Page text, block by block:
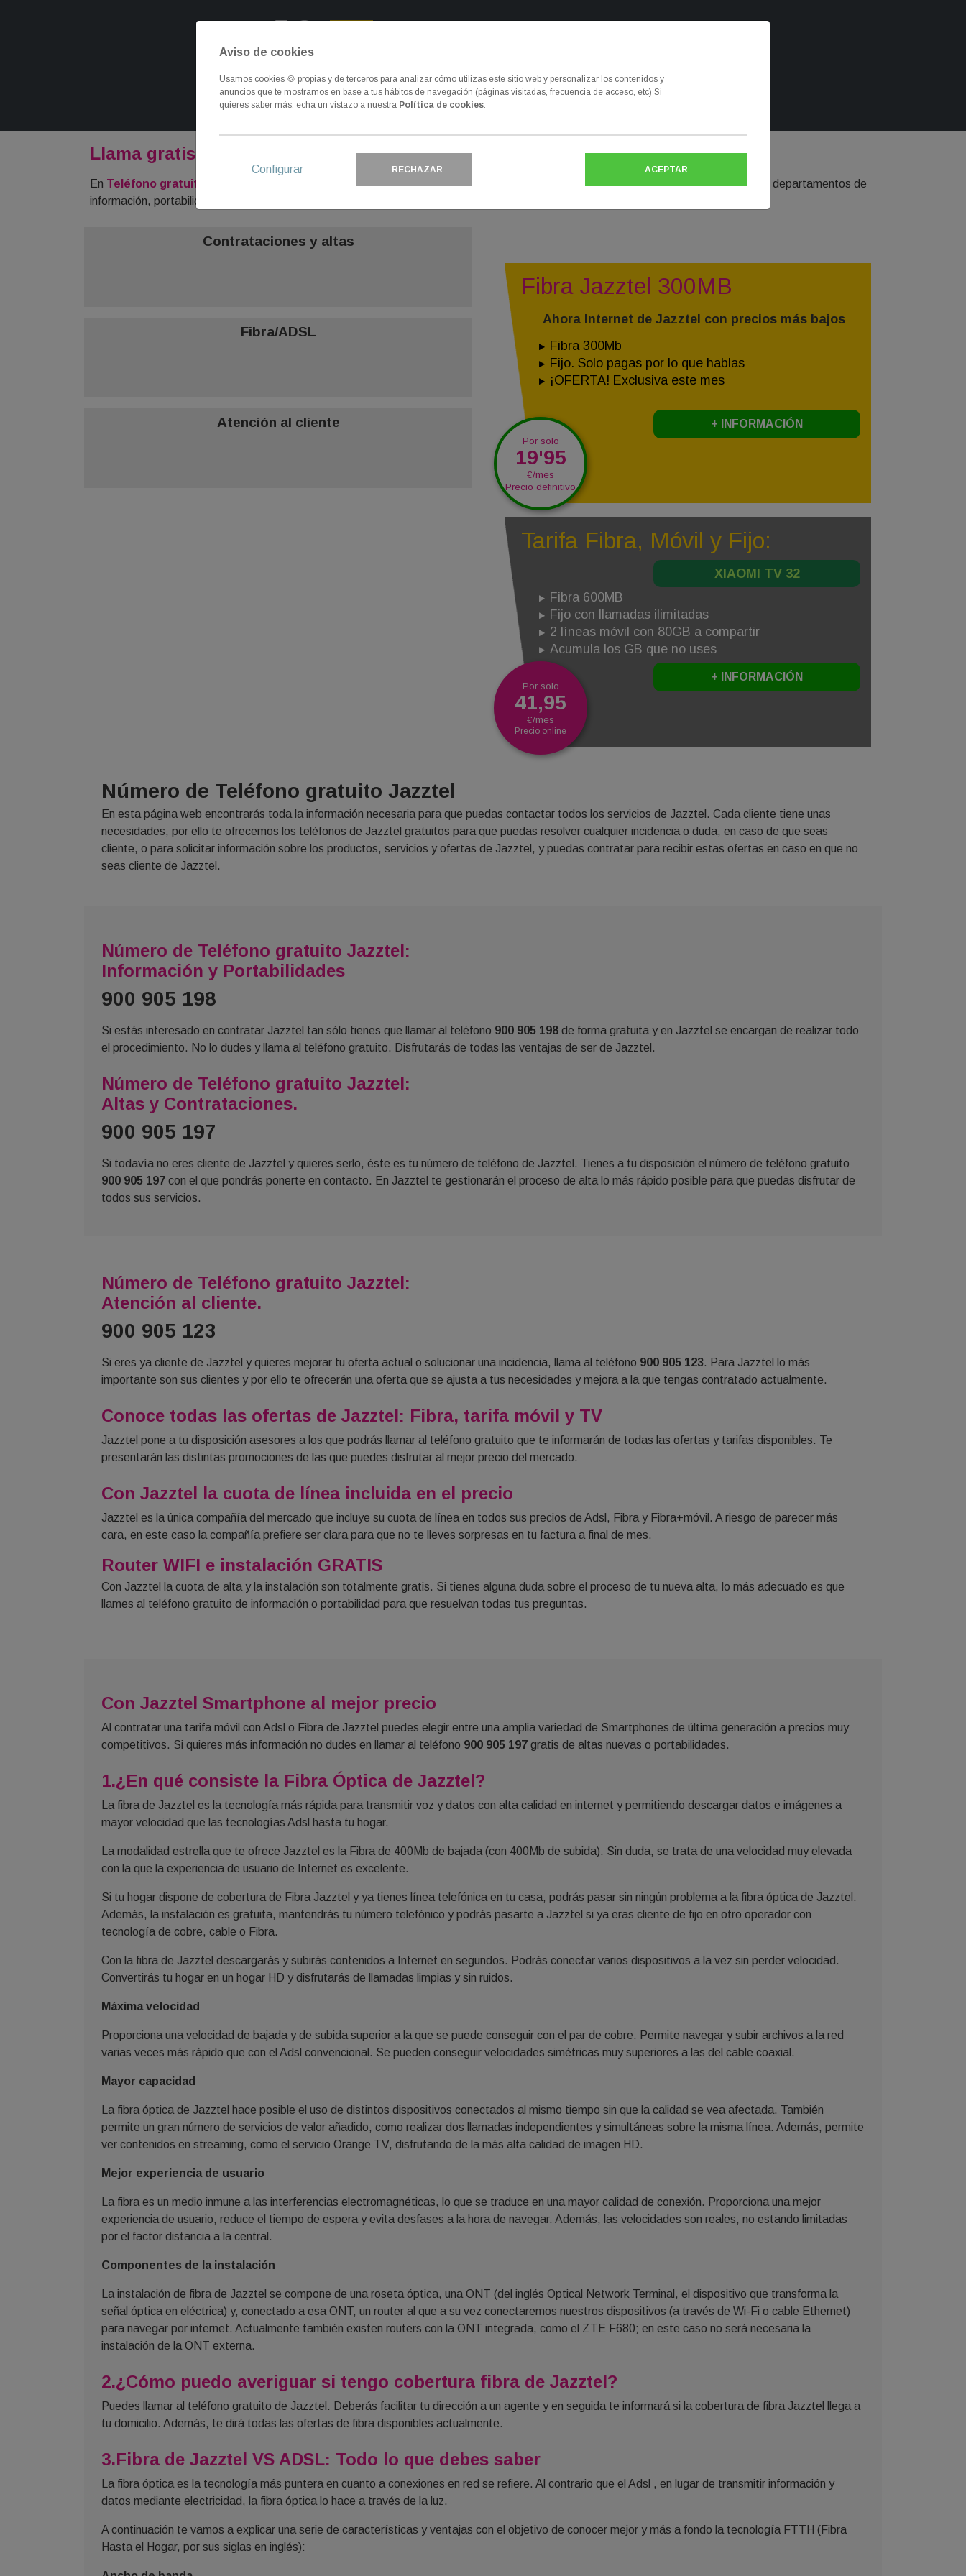
Telefonía e Internet Seguridad del hogar Luz y Gas
Llama gratis a los teléfonos de Jazztel
En Teléfono gratuito Jazztel
te facilitamos los números de teléfono gratuitos y actualizados de Jazztel para que puedas llamar a los departamentos de
información, portabilidades, contratación o atención al cliente sin pagar por la llamada.
Contrataciones y altas
Fibra/ADSL
Atención al cliente
Fibra Jazztel 300MB
Ahora Internet de Jazztel con precios más bajos
Fibra 300Mb
Fijo. Solo pagas por lo que hablas
¡OFERTA! Exclusiva este mes
+ INFORMACIÓN
Por solo
19'95
€/mes
Precio definitivo
Tarifa Fibra, Móvil y Fijo:
XIAOMI TV 32
Fibra 600MB
Fijo con llamadas ilimitadas
2 líneas móvil con 80GB a compartir
Acumula los GB que no uses
+ INFORMACIÓN
Por solo
41,95
€/mes
Precio online
Número de Teléfono gratuito Jazztel
En esta página web encontrarás toda la información necesaria para que puedas contactar todos los servicios de Jazztel. Cada cliente tiene unas
necesidades, por ello te ofrecemos los teléfonos de Jazztel gratuitos para que puedas resolver cualquier incidencia o duda, en caso de que seas
cliente, o para solicitar información sobre los productos, servicios y ofertas de Jazztel, y puedas contratar para recibir estas ofertas en caso en que no
seas cliente de Jazztel.
Número de Teléfono gratuito Jazztel:
Información y Portabilidades
900 905 198
Si estás interesado en contratar Jazztel tan sólo tienes que llamar al teléfono 900 905 198 de forma gratuita y en Jazztel se encargan de realizar todo
el procedimiento. No lo dudes y llama al teléfono gratuito. Disfrutarás de todas las ventajas de ser de Jazztel.
Número de Teléfono gratuito Jazztel:
Altas y Contrataciones.
900 905 197
Si todavía no eres cliente de Jazztel y quieres serlo, éste es tu número de teléfono de Jazztel. Tienes a tu disposición el número de teléfono gratuito
900 905 197 con el que pondrás ponerte en contacto. En Jazztel te gestionarán el proceso de alta lo más rápido posible para que puedas disfrutar de
todos sus servicios.
Número de Teléfono gratuito Jazztel:
Atención al cliente.
900 905 123
Si eres ya cliente de Jazztel y quieres mejorar tu oferta actual o solucionar una incidencia, llama al teléfono 900 905 123. Para Jazztel lo más
importante son sus clientes y por ello te ofrecerán una oferta que se ajusta a tus necesidades y mejora a la que tengas contratado actualmente.
Conoce todas las ofertas de Jazztel: Fibra, tarifa móvil y TV
Jazztel pone a tu disposición asesores a los que podrás llamar al teléfono gratuito que te informarán de todas las ofertas y tarifas disponibles. Te
presentarán las distintas promociones de las que puedes disfrutar al mejor precio del mercado.
Con Jazztel la cuota de línea incluida en el precio
Jazztel es la única compañía del mercado que incluye su cuota de línea en todos sus precios de Adsl, Fibra y Fibra+móvil. A riesgo de parecer más
cara, en este caso la compañía prefiere ser clara para que no te lleves sorpresas en tu factura a final de mes.
Router WIFI e instalación GRATIS
Con Jazztel la cuota de alta y la instalación son totalmente gratis. Si tienes alguna duda sobre el proceso de tu nueva alta, lo más adecuado es que
llames al teléfono gratuito de información o portabilidad para que resuelvan todas tus preguntas.
Con Jazztel Smartphone al mejor precio
Al contratar una tarifa móvil con Adsl o Fibra de Jazztel puedes elegir entre una amplia variedad de Smartphones de última generación a precios muy
competitivos. Si quieres más información no dudes en llamar al teléfono 900 905 197 gratis de altas nuevas o portabilidades.
1.¿En qué consiste la Fibra Óptica de Jazztel?
La fibra de Jazztel es la tecnología más rápida para transmitir voz y datos con alta calidad en internet y permitiendo descargar datos e imágenes a
mayor velocidad que las tecnologías Adsl hasta tu hogar.
La modalidad estrella que te ofrece Jazztel es la Fibra de 400Mb de bajada (con 400Mb de subida). Sin duda, se trata de una velocidad muy elevada
con la que la experiencia de usuario de Internet es excelente.
Si tu hogar dispone de cobertura de Fibra Jazztel y ya tienes línea telefónica en tu casa, podrás pasar sin ningún problema a la fibra óptica de Jazztel.
Además, la instalación es gratuita, mantendrás tu número telefónico y podrás pasarte a Jazztel si ya eras cliente de fijo en otro operador con
tecnología de cobre, cable o Fibra.
Con la fibra de Jazztel descargarás y subirás contenidos a Internet en segundos. Podrás conectar varios dispositivos a la vez sin perder velocidad.
Convertirás tu hogar en un hogar HD y disfrutarás de llamadas limpias y sin ruidos.
Máxima velocidad
Proporciona una velocidad de bajada y de subida superior a la que se puede conseguir con el par de cobre. Permite navegar y subir archivos a la red
varias veces más rápido que con el Adsl convencional. Se pueden conseguir velocidades simétricas muy superiores a las del cable coaxial.
Mayor capacidad
La fibra óptica de Jazztel hace posible el uso de distintos dispositivos conectados al mismo tiempo sin que la calidad se vea afectada. También
permite un gran número de servicios de valor añadido, como realizar dos llamadas independientes y simultáneas sobre la misma línea. Además, permite
ver contenidos en streaming, como el servicio Orange TV, disfrutando de la más alta calidad de imagen HD.
Mejor experiencia de usuario
La fibra es un medio inmune a las interferencias electromagnéticas, lo que se traduce en una mayor calidad de conexión. Proporciona una mejor
experiencia de usuario, reduce el tiempo de espera y evita desfases a la hora de navegar. Además, las velocidades son reales, no estando limitadas
por el factor distancia a la central.
Componentes de la instalación
La instalación de fibra de Jazztel se compone de una roseta óptica, una ONT (del inglés Optical Network Terminal, el dispositivo que transforma la
señal óptica en eléctrica) y, conectado a esa ONT, un router al que a su vez conectaremos nuestros dispositivos (a través de Wi-Fi o cable Ethernet)
para navegar por internet. Actualmente también existen routers con la ONT integrada, como el ZTE F680; en este caso no será necesaria la
instalación de la ONT externa.
2.¿Cómo puedo averiguar si tengo cobertura fibra de Jazztel?
Puedes llamar al teléfono gratuito de Jazztel. Deberás facilitar tu dirección a un agente y en seguida te informará si la cobertura de fibra Jazztel llega a
tu domicilio. Además, te dirá todas las ofertas de fibra disponibles actualmente.
3.Fibra de Jazztel VS ADSL: Todo lo que debes saber
La fibra óptica es la tecnología más puntera en cuanto a conexiones en red se refiere. Al contrario que el Adsl , en lugar de transmitir información y
datos mediante electricidad, la fibra óptica lo hace a través de la luz.
A continuación te vamos a explicar una serie de características y ventajas con el objetivo de conocer mejor y más a fondo la tecnología FTTH (Fibra
Hasta el Hogar, por sus siglas en inglés):
Aviso de cookies
Usamos cookies 🍪 propias y de terceros para analizar cómo utilizas este sitio web y personalizar los contenidos y
anuncios que te mostramos en base a tus hábitos de navegación (páginas visitadas, frecuencia de acceso, etc) Si
quieres saber más, echa un vistazo a nuestra Política de cookies.
Configurar RECHAZAR ACEPTAR